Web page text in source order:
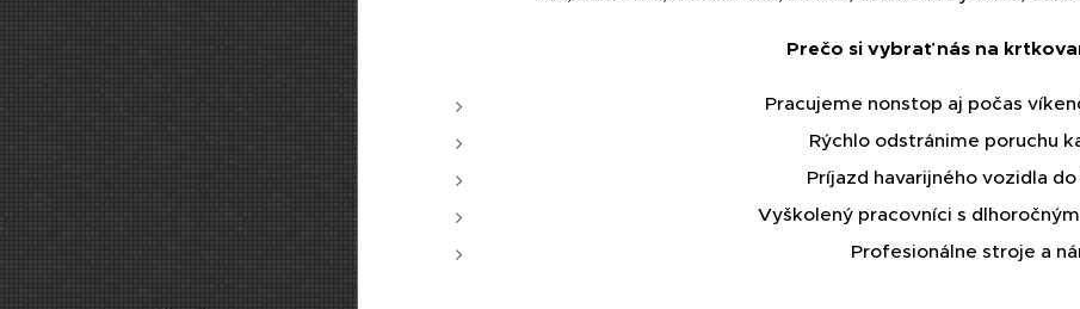
Prečo si vybrať nás na
Pracujeme nonstop aj počas
Rýchlo odstránime poruchu
Príjazd havarijného vozidla
Vyškolený pracovníci s
Profesionálne stroje a